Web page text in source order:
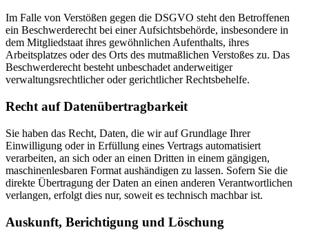
Im Falle von Verstößen gegen die DSGVO steht den Betroffenen
ein Beschwerderecht bei einer Aufsichtsbehörde, insbesondere in
dem Mitgliedstaat ihres gewöhnlichen Aufenthalts, ihres
Arbeitsplatzes oder des Orts des mutmaßlichen Verstoßes zu. Das
Beschwerderecht besteht unbeschadet anderweitiger
verwaltungsrechtlicher oder gerichtlicher Rechtsbehelfe.
Recht auf Datenübertragbarkeit
Sie haben das Recht, Daten, die wir auf Grundlage Ihrer
Einwilligung oder in Erfüllung eines Vertrags automatisiert
verarbeiten, an sich oder an einen Dritten in einem gängigen,
maschinenlesbaren Format aushändigen zu lassen. Sofern Sie die
direkte Übertragung der Daten an einen anderen Verantwortlichen
verlangen, erfolgt dies nur, soweit es technisch machbar ist.
Auskunft, Berichtigung und Löschung